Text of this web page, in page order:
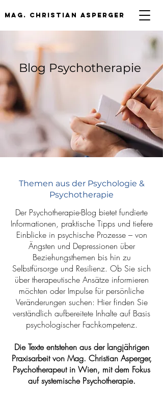
mag. Christian asperger
Blog Psychotherapie
Themen aus der Psychologie &
Psychotherapie
Der Psychotherapie-Blog bietet fundierte
Informationen, praktische Tipps und tiefere
Einblicke in psychische Prozesse – von
Ängsten und Depressionen über
Beziehungsthemen bis hin zu
Selbstfürsorge und Resilienz. Ob Sie sich
über therapeutische Ansätze informieren
möchten oder Impulse für persönliche
Veränderungen suchen: Hier finden Sie
verständlich aufbereitete Inhalte auf Basis
psychologischer Fachkompetenz.
Die Texte entstehen aus der langjährigen
Praxisarbeit von Mag. Christian Asperger,
Psychotherapeut in Wien, mit dem Fokus
auf systemische Psychotherapie.